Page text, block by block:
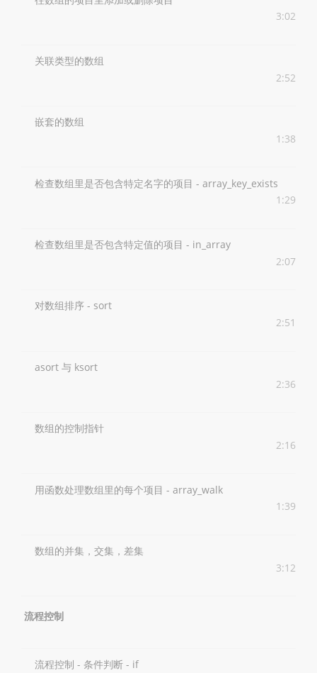
3:02
关联类型的数组
2:52
嵌套的数组
1:38
检查数组里是否包含特定名字的项目 - array_key_exists
1:29
检查数组里是否包含特定值的项目 - in_array
2:07
对数组排序 - sort
2:51
asort 与 ksort
2:36
数组的控制指针
2:16
用函数处理数组里的每个项目 - array_walk
1:39
数组的并集，交集，差集
3:12
流程控制
流程控制 - 条件判断 - if